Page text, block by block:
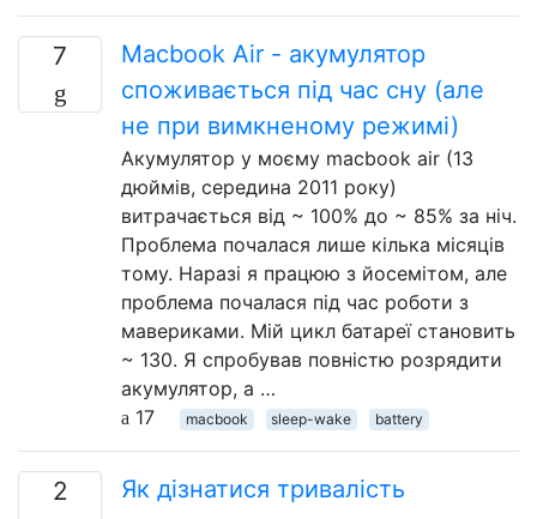
7
Macbook Air - акумулятор
споживається під час сну (але
не при вимкненому режимі)
Акумулятор у моєму macbook air (13
дюймів, середина 2011 року)
витрачається від ~ 100% до ~ 85% за ніч.
Проблема почалася лише кілька місяців
тому. Наразі я працюю з йосемітом, але
проблема почалася під час роботи з
мавериками. Мій цикл батареї становить
~ 130. Я спробував повністю розрядити
акумулятор, а …
17
macbook sleep-wake battery
2
Як дізнатися тривалість